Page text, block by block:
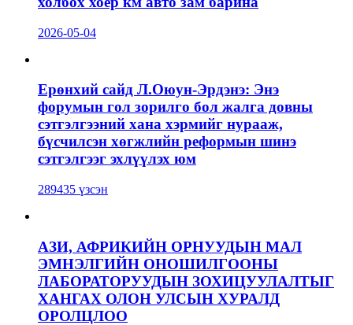
2026-05-04
Ерөнхий сайд Л.Оюун-Эрдэнэ: Энэ
форумын гол зорилго бол жалга довны
сэтгэлгээний хана хэрмийг нурааж,
бүсчилсэн хөгжлийн реформын шинэ
сэтгэлгээг эхлүүлэх юм
289435 үзсэн
АЗИ, АФРИКИЙН ОРНУУДЫН МАЛ
ЭМНЭЛГИЙН ОНОШИЛГООНЫ
ЛАБОРАТОРУУДЫН ЗОХИЦУУЛАЛТЫГ
ХАНГАХ ОЛОН УЛСЫН ХУРАЛД
ОРОЛЦЛОО